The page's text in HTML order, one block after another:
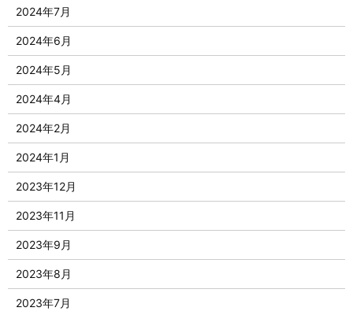
2024年7月
2024年6月
2024年5月
2024年4月
2024年2月
2024年1月
2023年12月
2023年11月
2023年9月
2023年8月
2023年7月